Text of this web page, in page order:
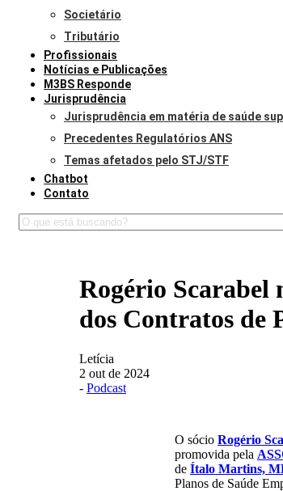
Societário
Tributário
Profissionais
Notícias e Publicações
M3BS Responde
Jurisprudência
Jurisprudência em matéria de saúde
Precedentes Regulatórios ANS
Temas afetados pelo STJ/STF
Chatbot
Contato
Rogério Scarabel
dos Contratos de
Letícia
2 out de 2024
- Podcast
O sócio Rogério
promovida pela
de Ítalo Martins,
Planos de Saúde